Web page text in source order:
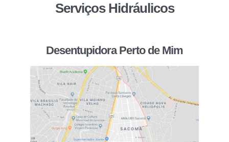
Serviços Hidráulicos
Desentupidora Perto de Mim